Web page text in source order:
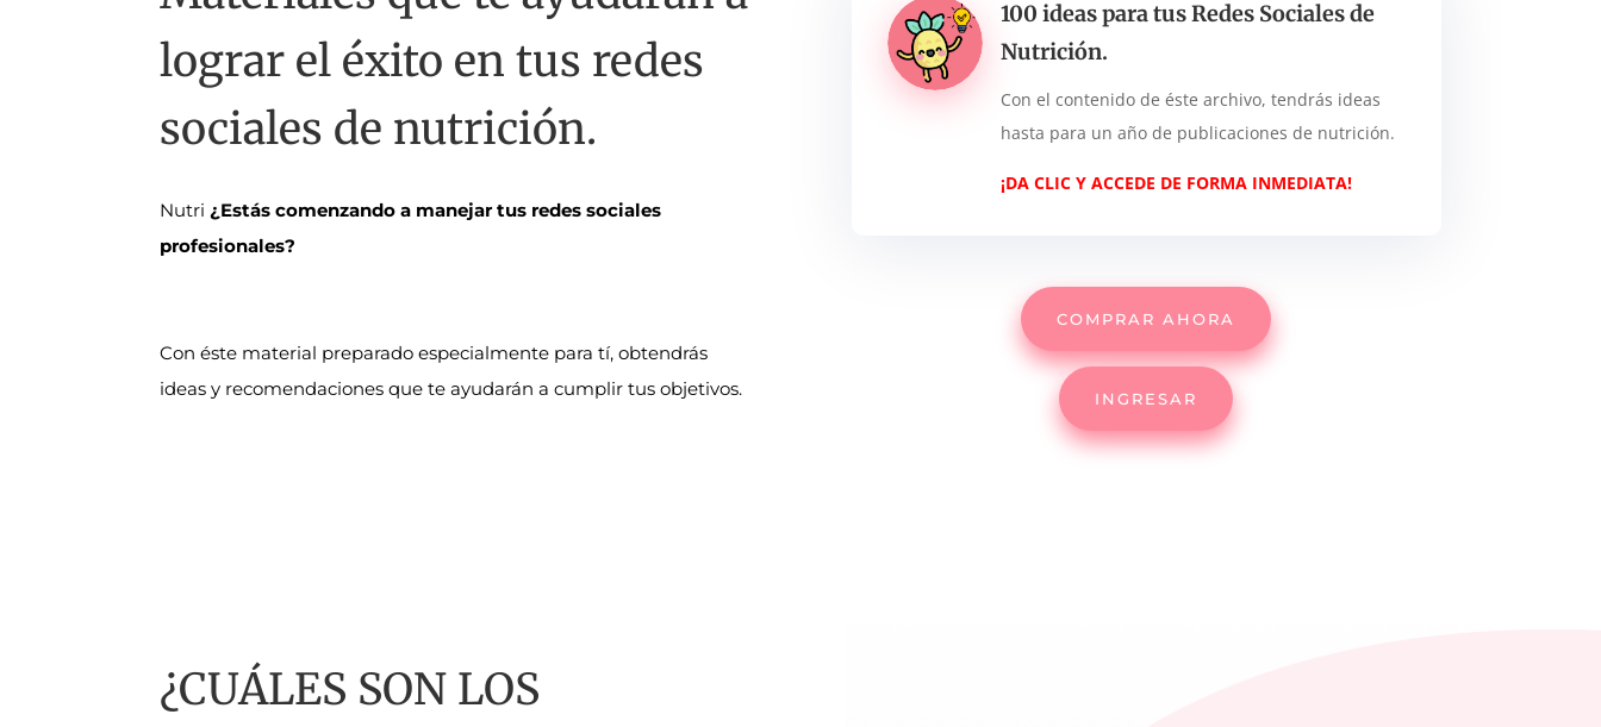
lograr el éxito en tus redes
sociales de nutrición.
Nutri ¿Estás comenzando a manejar tus redes sociales
profesionales?
Con éste material preparado especialmente para tí, obtendrás
ideas y recomendaciones que te ayudarán a cumplir tus objetivos.
100 ideas para tus Redes Sociales de
Nutrición.
Con el contenido de éste archivo, tendrás ideas
hasta para un año de publicaciones de nutrición.
¡DA CLIC Y ACCEDE DE FORMA INMEDIATA!
COMPRAR AHORA
INGRESAR
¿CUÁLES SON LOS